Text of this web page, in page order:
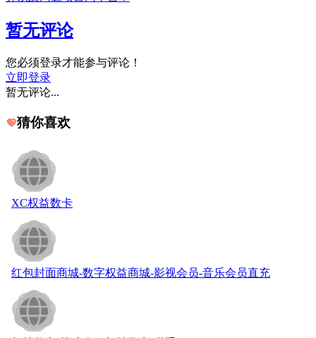
暂无评论
您必须登录才能参与评论！
立即登录
暂无评论...
猜你喜欢
XC权益数卡
红包封面商城-数字权益商城-影视会员-音乐会员直充